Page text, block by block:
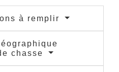
à remplir
chasse